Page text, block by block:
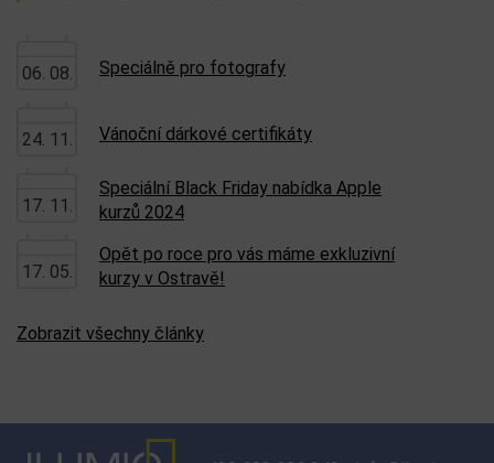
06. 08. Speciálně pro fotografy
24. 11. Vánoční dárkové certifikáty
17. 11.
Speciální Black Friday nabídka Apple
kurzů 2024
17. 05.
Opět po roce pro vás máme exkluzivní
kurzy v Ostravě!
Zobrazit všechny články